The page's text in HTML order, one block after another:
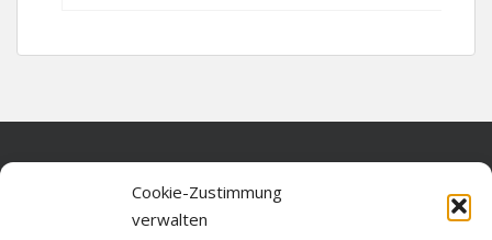
Cookie-Zustimmung
verwalten